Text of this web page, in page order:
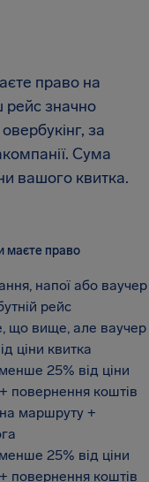
право на
рейс значно
за
Сума
вашого квитка.
маєте право
напої або ваучер
рейс
що вище, але ваучер
ціни квитка
25% від ціни
повернення коштів
маршруту +
25% від ціни
повернення коштів